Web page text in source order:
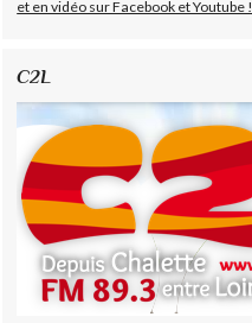
et en vidéo sur Facebook et Youtube !
C2L